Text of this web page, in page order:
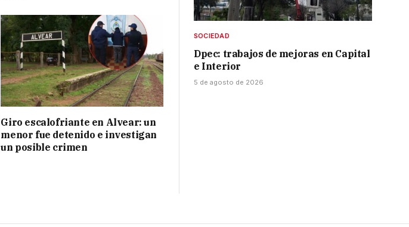
Giro escalofriante en Alvear: un
menor fue detenido e investigan
un posible crimen
SOCIEDAD
Dpec: trabajos de mejoras en Capital
e Interior
5 de agosto de 2026